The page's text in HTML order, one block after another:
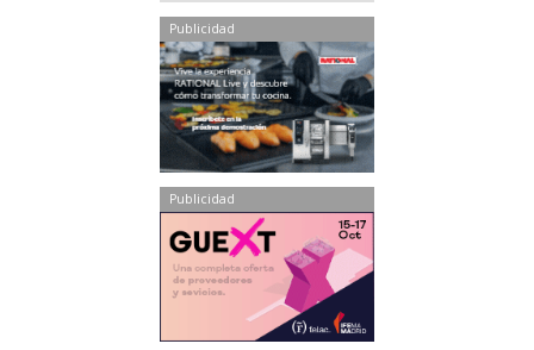
Publicidad
Publicidad